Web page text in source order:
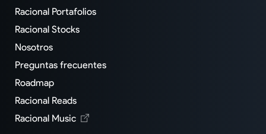
Racional Portafolios
Racional Stocks
Nosotros
Preguntas frecuentes
Roadmap
Racional Reads
Racional Music